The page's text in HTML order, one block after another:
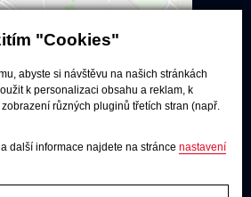
"Cookies"
abyste si návštěvu na našich stránkách
k personalizaci obsahu a reklam, k
různých pluginů třetích stran (např.
další informace najdete na stránce nastavení
studio
9:00 - 12:00 / 13:00 - 17:00
261/27, 102 00 Praha 10,